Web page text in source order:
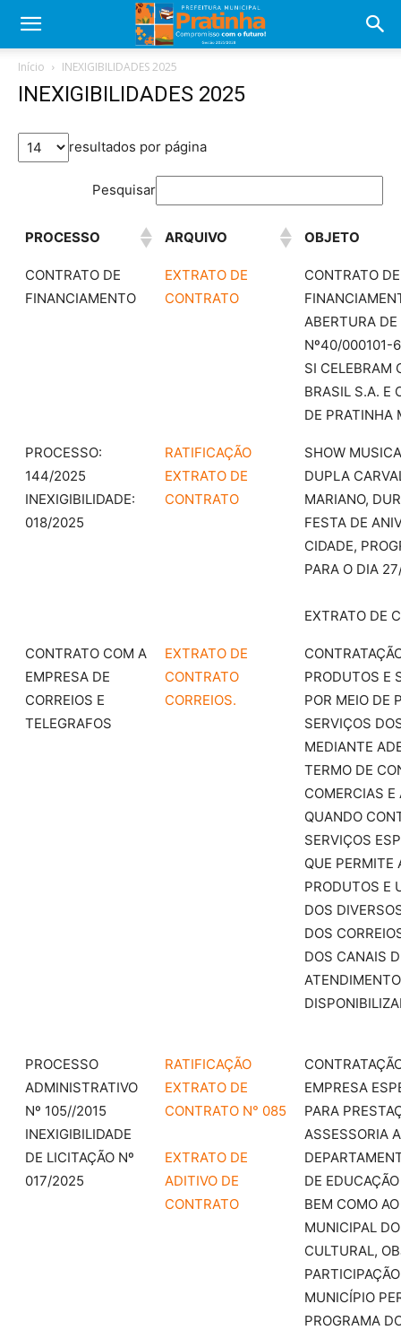
Início INEXIGIBILIDADES 2025
INEXIGIBILIDADES 2025
resultados por página
Pesquisar
PROCESSO ARQUIVO OBJETO
CONTRATO DE
FINANCIAMENTO
EXTRATO DE
CONTRATO
CONTRATO DE
ABERTURA
Nº40/000101-
SI CELEBRAM
BRASIL S.A. E
DE PRATINHA
PROCESSO:
144/2025
INEXIGIBILIDADE:
018/2025
RATIFICAÇÃO
EXTRATO DE
CONTRATO
SHOW
DUPLA
MARIANO,
FESTA DE
CIDADE,
PARA O DIA
EXTRATO DE
CONTRATO COM A
EMPRESA DE
CORREIOS E
TELEGRAFOS
EXTRATO DE
CONTRATO
CORREIOS.
PRODUTOS E
POR MEIO DE
SERVIÇOS
MEDIANTE
TERMO DE
COMERCIAS E
QUANDO
SERVIÇOS
QUE PERMITE
PRODUTOS E
DOS
DOS
DOS CANAIS
ATENDIMENTO
PROCESSO
ADMINISTRATIVO
Nº 105//2015
INEXIGIBILIDADE
DE LICITAÇÃO Nº
017/2025
RATIFICAÇÃO
EXTRATO DE
CONTRATO N° 085
EXTRATO DE
ADITIVO DE
CONTRATO
EMPRESA
PARA
ASSESSORIA A
DE
BEM COMO
MUNICIPAL
CULTURAL,
MUNICÍPIO
PROGRAMA